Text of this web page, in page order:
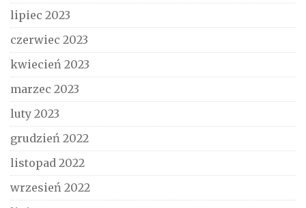
lipiec 2023
czerwiec 2023
kwiecień 2023
marzec 2023
luty 2023
grudzień 2022
listopad 2022
wrzesień 2022